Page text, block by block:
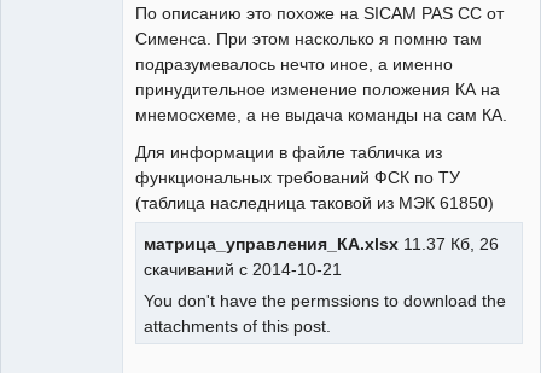
По описанию это похоже на SICAM PAS CC от
Сименса. При этом насколько я помню там
подразумевалось нечто иное, а именно
принудительное изменение положения КА на
мнемосхеме, а не выдача команды на сам КА.
Для информации в файле табличка из
функциональных требований ФСК по ТУ
(таблица наследница таковой из МЭК 61850)
матрица_управления_КА.xlsx 11.37 Кб, 26
скачиваний с 2014-10-21
You don't have the permssions to download the
attachments of this post.